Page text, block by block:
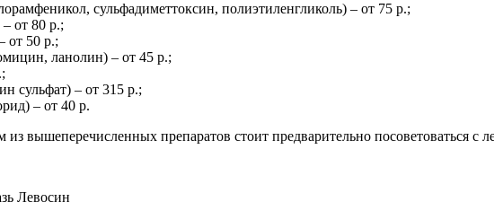
сульфадиметтоксин, полиэтиленгликоль) – от 75 р.;
от 80 р.;
от 50 р.;
ланолин) – от 45 р.;
сульфат) – от 315 р.;
– от 40 р.
вышеперечисленных препаратов стоит предварительно посоветоваться с